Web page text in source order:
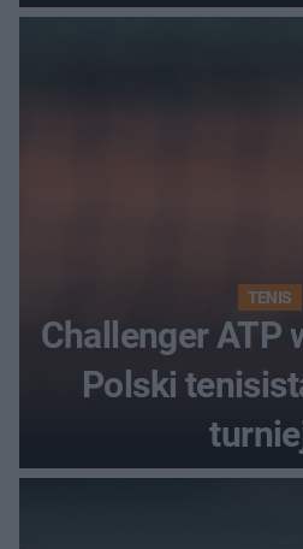
najwięcej
TENIS
Challenger ATP
Polski